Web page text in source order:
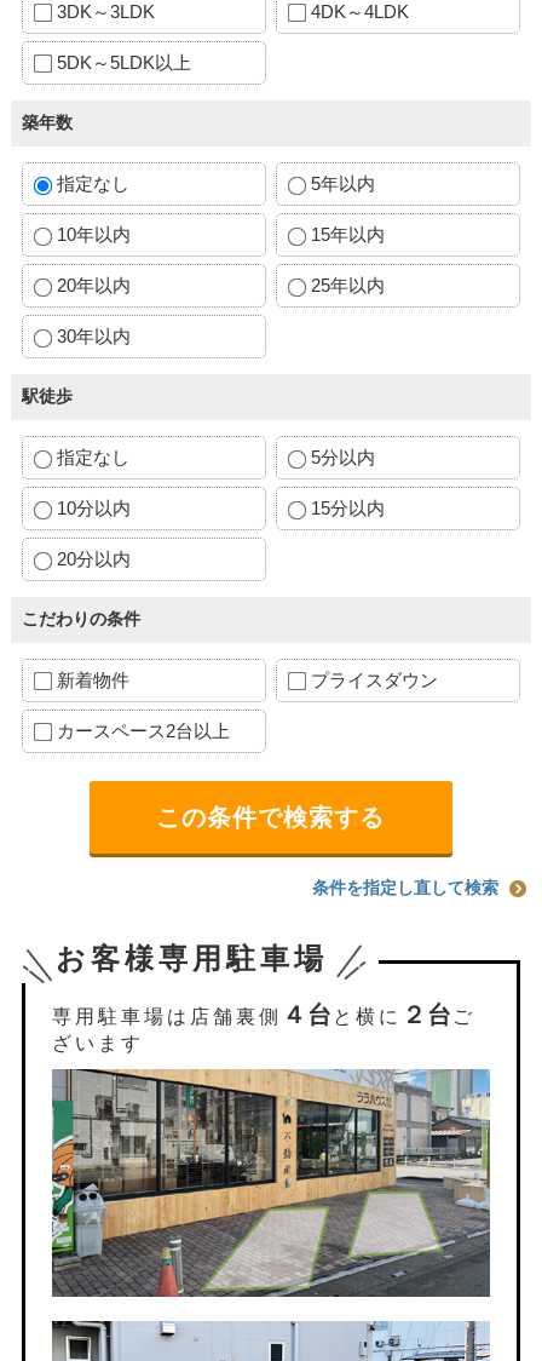
3DK～3LDK 4DK～4LDK
5DK～5LDK以上
築年数
指定なし 5年以内
10年以内 15年以内
20年以内 25年以内
30年以内
駅徒歩
指定なし 5分以内
10分以内 15分以内
20分以内
こだわりの条件
新着物件 プライスダウン
カースペース2台以上
条件を指定し直して検索
お客様専用駐車場
専用駐車場は店舗裏側 ４台 と横に ２台 ご
ざいます